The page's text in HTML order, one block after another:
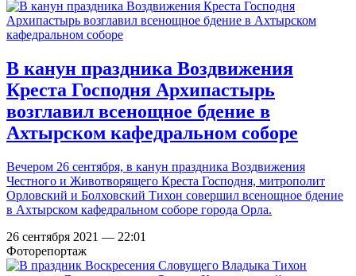
В канун праздника Воздвижения
Креста Господня Архипастырь
возглавил всенощное бдение в
Ахтырском кафедральном соборе
Вечером 26 сентября, в канун праздника Воздвижения
Честного и Животворящего Креста Господня, митрополит
Орловский и Болховский Тихон совершил всенощное бдение
в Ахтырском кафедральном соборе города Орла.
26 сентября 2021 — 22:01
Фоторепортаж